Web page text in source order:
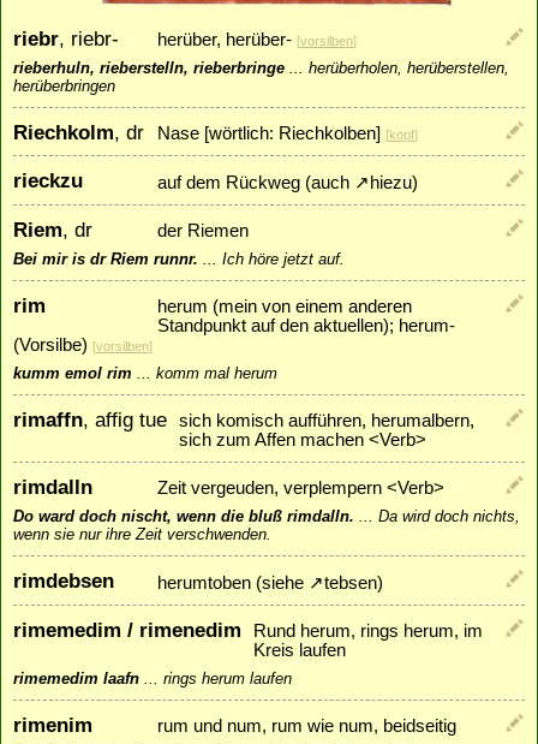
riebr, riebr- herüber, herüber- [vorsilben]
rieberhuln, rieberstelln, rieberbringe ... herüberholen, herüberstellen,
herüberbringen
Riechkolm, dr Nase [wörtlich: Riechkolben] [kopf]
rieckzu auf dem Rückweg (auch ↗ hiezu)
Riem, dr der Riemen
Bei mir is dr Riem runnr. ... Ich höre jetzt auf.
rim
herum (mein von einem anderen
Standpunkt auf den aktuellen); herum-
(Vorsilbe) [vorsilben]
kumm emol rim ... komm mal herum
rimaffn, affig tue
sich komisch aufführen, herumalbern,
sich zum Affen machen <Verb>
rimdalln Zeit vergeuden, verplempern <Verb>
Do ward doch nischt, wenn die bluß rimdalln. ... Da wird doch nichts,
wenn sie nur ihre Zeit verschwenden.
rimdebsen herumtoben (siehe ↗tebsen)
rimemedim / rimenedim
Rund herum, rings herum, im
Kreis laufen
rimemedim laafn ... rings herum laufen
rimenim rum und num, rum wie num, beidseitig